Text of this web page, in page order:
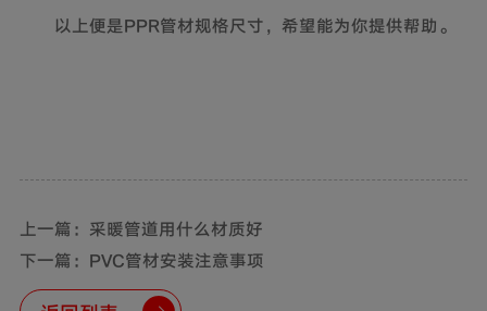
以上便是PPR管材规格尺寸，希望能为你提供帮助。
上一篇：采暖管道用什么材质好
下一篇：PVC管材安装注意事项